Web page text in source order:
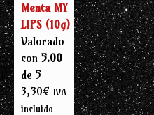
Menta MY
LIPS (10g)
Valorado
con 5.00
de 5
3,30€ IVA
incluido